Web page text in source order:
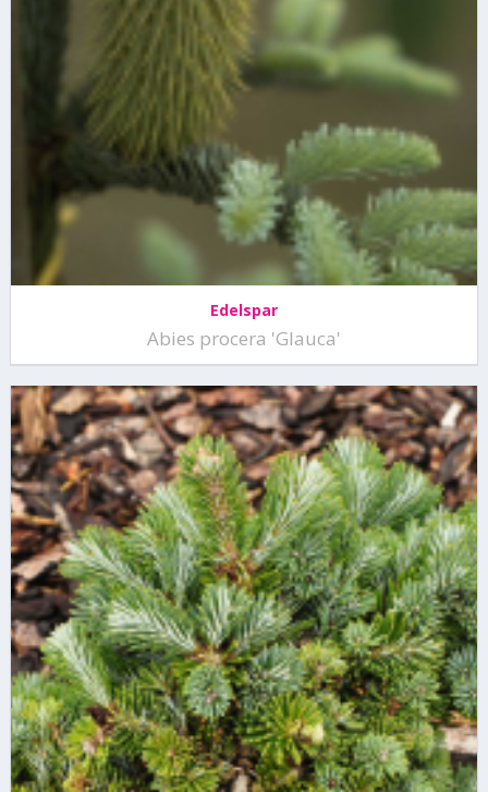
Edelspar
Abies procera 'Glauca'